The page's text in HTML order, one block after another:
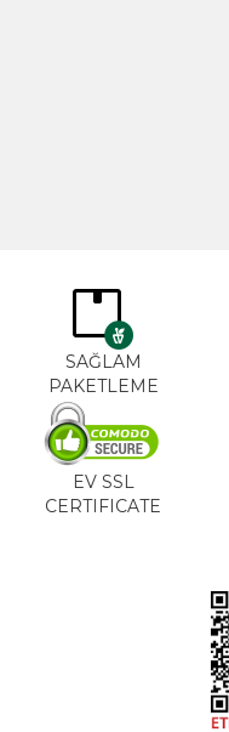
SAĞLAM
PAKETLEME
EV SSL
CERTIFICATE